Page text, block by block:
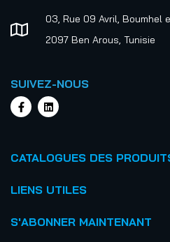
03, Rue 09 Avril, Boumhel
2097 Ben Arous, Tunisie
SUIVEZ-NOUS
CATALOGUES DES
LIENS UTILES
S'ABONNER MAINTENANT